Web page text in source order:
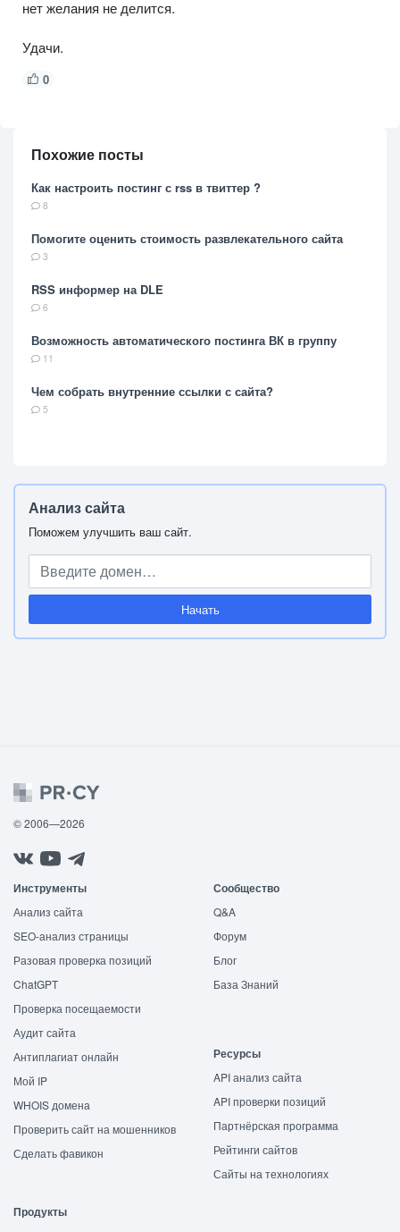
нет желания не делится.
Удачи.
0
Похожие посты
Как настроить постинг с rss в твиттер ?
8
Помогите оценить стоимость развлекательного сайта
3
RSS информер на DLE
6
Возможность автоматического постинга ВК в группу
11
Чем собрать внутренние ссылки с сайта?
5
Анализ сайта
Поможем улучшить ваш сайт.
Начать
© 2006—2026
Инструменты
Анализ сайта
SEO-анализ страницы
Разовая проверка позиций
ChatGPT
Проверка посещаемости
Аудит сайта
Антиплагиат онлайн
Мой IP
WHOIS домена
Проверить сайт на мошенников
Сделать фавикон
Сообщество
Q&A
Форум
Блог
База Знаний
Ресурсы
API анализ сайта
API проверки позиций
Партнёрская программа
Рейтинги сайтов
Сайты на технологиях
Продукты